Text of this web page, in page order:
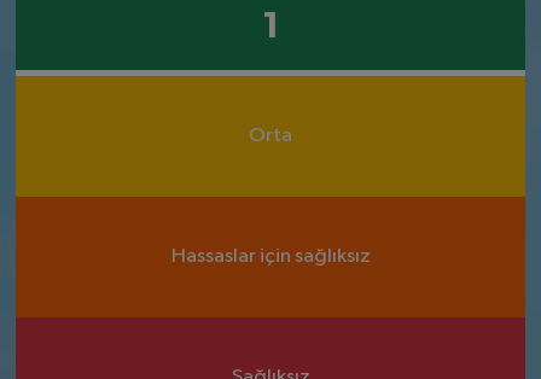
1
Orta
Hassaslar için sağlıksız